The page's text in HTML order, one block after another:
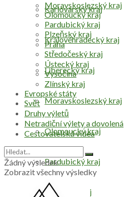
Karlovarský kraj
Královéhradecký kraj
Liberecký kraj
Moravskoslezský kraj
Olomoucký kraj
Pardubický kraj
Plzeňský kraj
Moravskoslezský kraj
Olomoucký kraj
Pardubický kraj
Plzeňský kraj
Praha
Středočeský kraj
Ústecký kraj
Vysočina
Zlínský kraj
Evropské státy
Svět
Druhy výletů
Netradiční výlety a dovolená
Cestovatelská videa
Žádný výsledek
Zobrazit všechny výsledky